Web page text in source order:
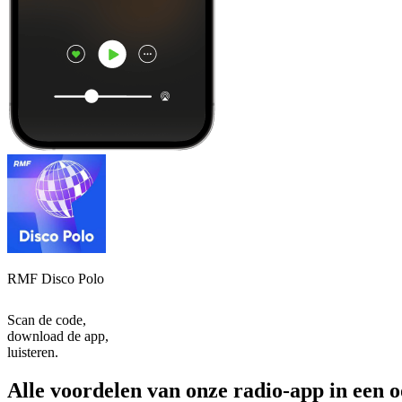
RMF Disco Polo
Scan de code,
download de app,
luisteren.
Alle voordelen van onze radio-app in een